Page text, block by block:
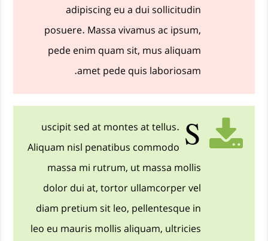
adipiscing eu a dui sollicitudin
posuere. Massa vivamus ac ipsum,
pede enim quam sit, mus aliquam
amet pede quis laboriosam.
S
uscipit sed at montes at tellus.
Aliquam nisl penatibus commodo
massa mi rutrum, ut massa mollis
dolor dui at, tortor ullamcorper vel
diam pretium sit leo, pellentesque in
leo eu mauris mollis aliquam, ultricies